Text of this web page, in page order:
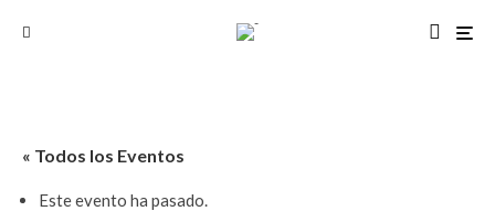
« Todos los Eventos
Este evento ha pasado.